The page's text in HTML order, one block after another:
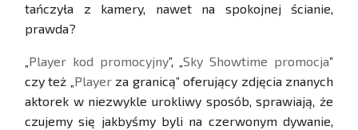
tańczyła z kamery, nawet na spokojnej ścianie,
prawda?
„Player kod promocyjny”, „Sky Showtime promocja”
czy też „Playerza granicą” oferujący zdjęcia znanych
aktorek w niezwykle urokliwy sposób, sprawiają, że
czujemy się jakbyśmy byli na czerwonym dywanie,